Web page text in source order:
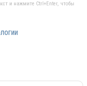
и нажмите Ctrl+Enter, чтобы